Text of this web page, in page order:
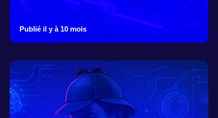
Publié il y à 10 mois